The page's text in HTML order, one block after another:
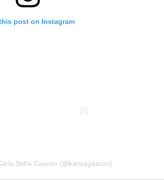
post on Instagram
Sofía Gascón (@karsiagascon)